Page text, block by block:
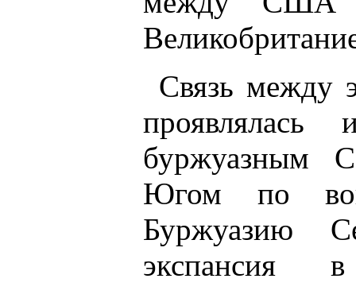
Связь между
буржуазным
Югом по
Буржуазию
экспансия